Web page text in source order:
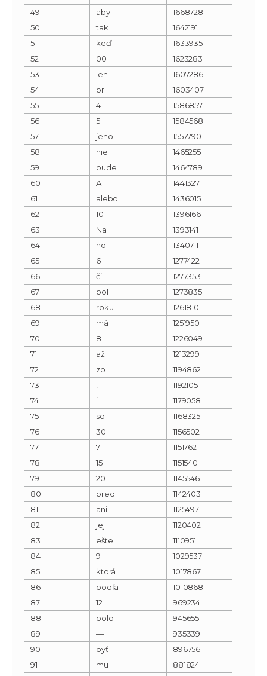
49
aby
1668728
50
tak
1642191
51
keď
1633935
52
00
1623283
53
len
1607286
54
pri
1603407
55
4
1586857
56
5
1584568
57
jeho
1557790
58
nie
1465255
59
bude
1464789
60
A
1441327
61
alebo
1436015
62
10
1396166
63
Na
1393141
64
ho
1340711
65
6
1277422
66
či
1277353
67
bol
1273835
68
roku
1261810
69
má
1251950
70
8
1226049
71
až
1213299
72
zo
1194862
73
!
1192105
74
i
1179058
75
so
1168325
76
30
1156502
77
7
1151762
78
15
1151540
79
20
1145546
80
pred
1142403
81
ani
1125497
82
jej
1120402
83
ešte
1110951
84
9
1029537
85
ktorá
1017867
86
podľa
1010868
87
12
969234
88
bolo
945655
89
—
935339
90
byť
896756
91
mu
881824